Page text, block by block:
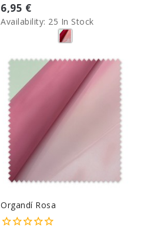
6,95 €
Availability: 25 In Stock
Organdí Rosa